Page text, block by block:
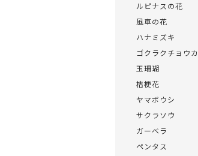
ルピナスの花
風車の花
ハナミズキ
ゴクラクチョウカ
玉珊瑚
桔梗花
ヤマボウシ
サクラソウ
ガーベラ
ペンタス